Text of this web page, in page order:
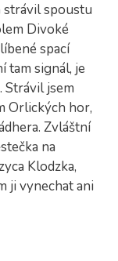
strávil spoustu
Divoké
spací
tam signál, je
Strávil jsem
Orlických hor,
Zvláštní
na
Klodzka,
ji vynechat ani